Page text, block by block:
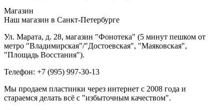
Магазин
Наш магазин в Санкт-Петербурге
Ул. Марата, д. 28, магазин "Фонотека" (5 минут пешком от
метро "Владимирская"/"Достоевская", "Маяковская",
"Площадь Восстания").
Телефон: +7 (995) 997-30-13
Мы продаем пластинки через интернет c 2008 года и
стараемся делать всё с "избыточным качеством".